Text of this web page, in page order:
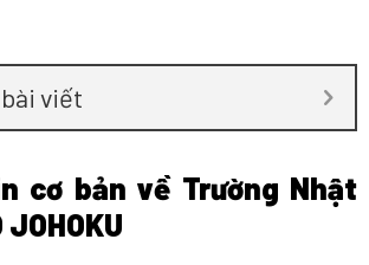
viết
cơ bản về Trường Nhật